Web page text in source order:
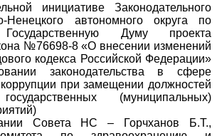
инициативе Законодательного
автономного округа по
Думу проекта
№76698-8 «О внесении изменений
кодекса Российской Федерации»
законодательства в сфере
при замещении должностей
(муниципальных)
Совета НС – Горчханов Б.Т.,